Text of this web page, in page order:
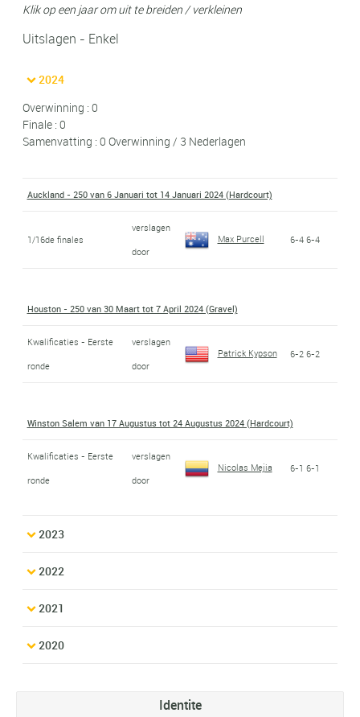
Klik op een jaar om uit te breiden / verkleinen
Uitslagen - Enkel
2024
Overwinning : 0
Finale : 0
Samenvatting : 0 Overwinning / 3 Nederlagen
Auckland - 250 van 6 Januari tot 14 Januari 2024 (Hardcourt)
1/16de finales
verslagen
door
Max Purcell 6-4 6-4
Houston - 250 van 30 Maart tot 7 April 2024 (Gravel)
Kwalificaties - Eerste
ronde
verslagen
door
Patrick Kypson 6-2 6-2
Winston Salem van 17 Augustus tot 24 Augustus 2024 (Hardcourt)
Kwalificaties - Eerste
ronde
verslagen
door
Nicolas Mejia 6-1 6-1
2023
2022
2021
2020
Identite